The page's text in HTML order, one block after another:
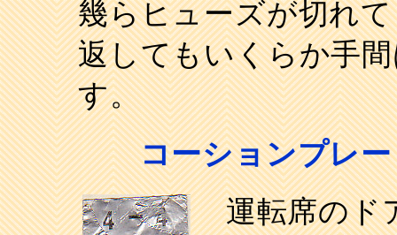
幾らヒューズが切れ
返してもいくらか手
す。
コーションプレ
運転席のド